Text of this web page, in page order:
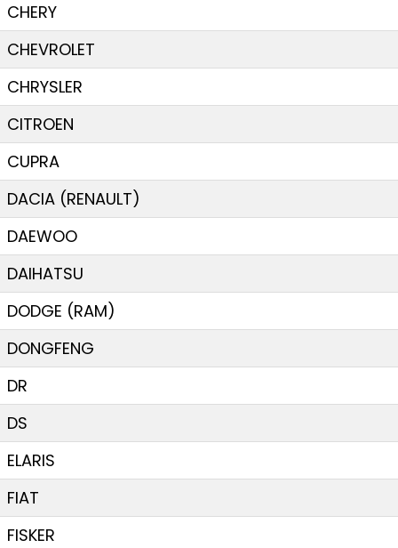
CHERY
CHEVROLET
CHRYSLER
CITROEN
CUPRA
DACIA (RENAULT)
DAEWOO
DAIHATSU
DODGE (RAM)
DONGFENG
DR
DS
ELARIS
FIAT
FISKER